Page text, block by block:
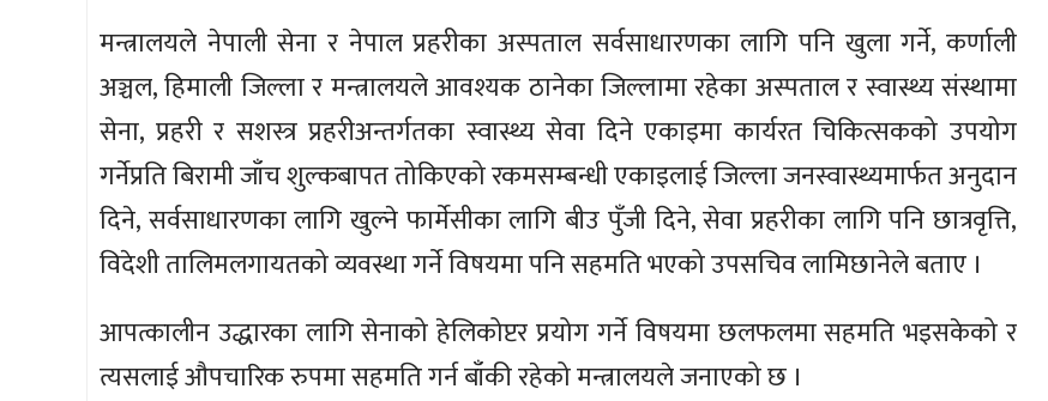
मन्त्रालयले नेपाली सेना र नेपाल प्रहरीका अस्पताल सर्वसाधारणका लागि पनि खुला गर्ने, कर्णाली
अञ्चल, हिमाली जिल्ला र मन्त्रालयले आवश्यक ठानेका जिल्लामा रहेका अस्पताल र स्वास्थ्य संस्थामा
सेना, प्रहरी र सशस्त्र प्रहरीअन्तर्गतका स्वास्थ्य सेवा दिने एकाइमा कार्यरत चिकित्सकको उपयोग
गर्नेप्रति बिरामी जाँच शुल्कबापत तोकिएको रकमसम्बन्धी एकाइलाई जिल्ला जनस्वास्थ्यमार्फत अनुदान
दिने, सर्वसाधारणका लागि खुल्ने फार्मेसीका लागि बीउ पुँजी दिने, सेवा प्रहरीका लागि पनि छात्रवृत्ति,
विदेशी तालिमलगायतको व्यवस्था गर्ने विषयमा पनि सहमति भएको उपसचिव लामिछानेले बताए ।
आपत्कालीन उद्धारका लागि सेनाको हेलिकोप्टर प्रयोग गर्ने विषयमा छलफलमा सहमति भइसकेको र
त्यसलाई औपचारिक रुपमा सहमति गर्न बाँकी रहेको मन्त्रालयले जनाएको छ ।